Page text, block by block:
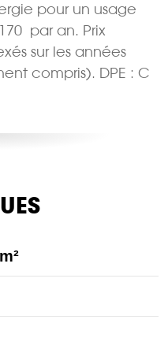
pour un usage
 par an. Prix
sur les années
compris). DPE : C